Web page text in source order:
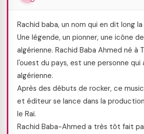
Rachid baba, un nom qui en dit long la
Une légende, un pionner, une icône
algérienne. Rachid Baba Ahmed né à
l'ouest du pays, est une personne qui
algérienne.
Après des débuts de rocker, ce
et éditeur se lance dans la
le Raï.
Rachid Baba-Ahmed a très tôt fait